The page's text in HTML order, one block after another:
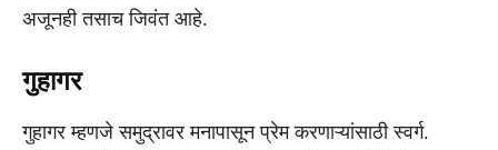
अजूनही तसाच जिवंत आहे.
गुहागर
गुहागर म्हणजे समुद्रावर मनापासून प्रेम करणाऱ्यांसाठी स्वर्ग.